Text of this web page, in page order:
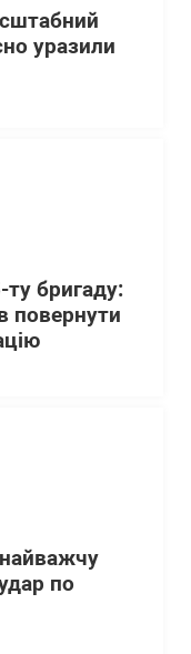
уразили
бригаду:
повернути
по